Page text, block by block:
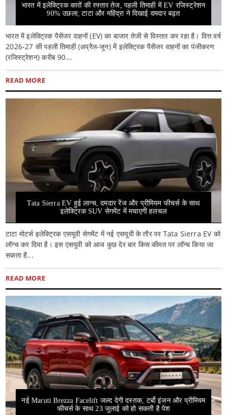
भारत में इलेक्ट्रिक कारों की रफ्तार तेज, पहली तिमाही में EV रजिस्ट्रेशन
90% उछला; टाटा और महिंद्रा ने दिखाई दमदार बढ़त
भारत में इलेक्ट्रिक पैसेंजर वाहनों (EV) का बाजार तेजी से विस्तार कर रहा है। वित्त वर्ष
2026-27 की पहली तिमाही (अप्रैल-जून) में इलेक्ट्रिक पैसेंजर वाहनों का पंजीकरण
(रजिस्ट्रेशन) करीब 90...
READ MORE
Tata Sierra EV हुई लान्च, दमदार रेंज और प्रीमियम फीचर्स के साथ
इलेक्ट्रिक SUV सेगमेंट में मचाएगी हलचल
टाटा मोटर्स इलेक्ट्रिक एसयूवी सेगमेंट में नई एसयूवी के तौर पर Tata Sierra EV को
लॉन्च कर दिया है। इस एसयूवी को आज कुछ देर बार किस कीमत पर लॉन्च किया जा
सकता है...
READ MORE
नई Maruti Brezza Facelift जल्द देगी दस्तक, टर्बो इंजन और प्रीमियम
फीचर्स के साथ 23 जुलाई को हो सकती है पेश